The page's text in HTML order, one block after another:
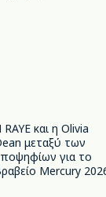
RAYE και η Olivia
μεταξύ των
για το
Mercury